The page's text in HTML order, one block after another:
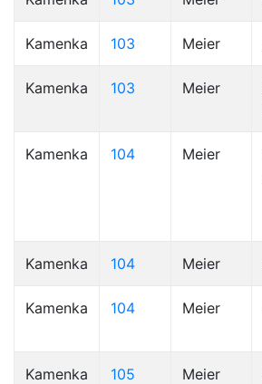
Kamenka 103 Meier
Kamenka 103 Meier
Kamenka 104 Meier
Kamenka 104 Meier
Kamenka 104 Meier
Kamenka 105 Meier